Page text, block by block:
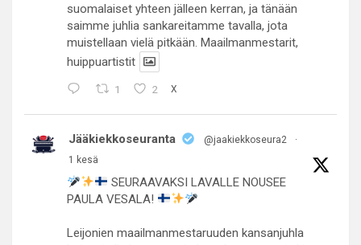
suomalaiset yhteen jälleen kerran, ja tänään
saimme juhlia sankareitamme tavalla, jota
muistellaan vielä pitkään. Maailmanmestarit,
huippuartistit
1 2 X
Jääkiekkoseuranta @jaakiekkoseura2
·
1 kesä
SEURAAVAKSI LAVALLE NOUSEE
PAULA VESALA!
Leijonien maailmanmestaruuden kansanjuhla